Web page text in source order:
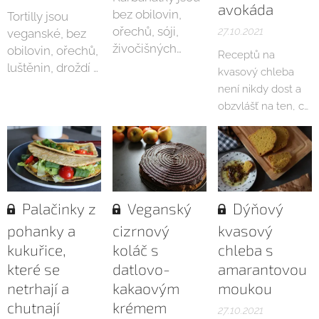
inspirace
odkaz klikněte).
Jsou tentokrát
sladké celkem
Tortilly jsou
veganské, bez
obilovin, ořechů,
luštěnin, droždí a
bez obilovin,
ořechů, sóji,
živočišných
avokáda
27.10.2021
Receptů na
kvasový chleba
není nikdy dost a
obzvlášť na ten, co
má být na
zapékání toustů.
Toustový chleba
jsem to původně
nazvat nechtěla,
protože už mám
několik receptů s
tímhle jménem a
budu je také
přidávat. Ale on se
na to prostě
krásně hodí. Není
Palačinky z
pohanky a
kukuřice,
které se
netrhají a
chutnají
Veganský
cizrnový
koláč s
datlovo-
kakaovým
krémem
Dýňový
kvasový
chleba s
amarantovou
moukou
27.10.2021